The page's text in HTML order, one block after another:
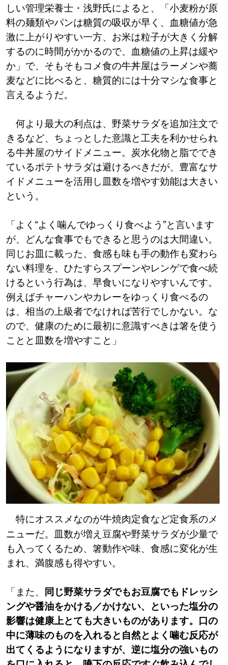
しい管理栄養士・浅野氏によると、「小麦粉が原
料の麺類やパンは糖質の吸収が早く、血糖値が急
激に上がりやすい一方、お米は粒子が大きく分解
するのに時間がかかるので、血糖値の上昇は緩や
か」で、そもそもコメ食の牛丼屋はラーメンや蕎
麦などに比べると、糖質的には十分マシな食事と
言えるようだ。
何より最大の利点は、野菜サラダを追加注文で
きるなど、ちょっとした意識と工夫を利かせられ
る牛丼屋のサイドメニュー。炭水化物と脂ででき
ているポテトサラダは避けるべきだが、豊富なサ
イドメニューを活用し皿数を増やす効能は大きい
という。
「よく“よく噛んでゆっくり食べよう”と言います
が、どんな食事でもできると思うのは大間違い。
同じお皿に載った、食感も味も手の動作も変わら
ない料理を、ひたすらスプーンやレンゲで食べ続
けるという行為は、早食いになりやすいんです。
例えばチャーハンやカレーをゆっくり食べるの
は、相当の上級者でなければ苦行でしかない。な
ので、健康のために最初に意識すべきは箸を使う
ことと皿数を増やすこと」
特にオススメなのが牛焼肉定食など定食系のメ
ニューだ。皿数が増え豆腐や野菜サラダが少量で
も入ってくるため、箸動作や味、食感に変化が生
まれ、満腹感も得やすい。
「また、
同じ野菜サラダでもお豆腐でもドレッシ
ングや醤油をかける／かけない、といった塩分の
影響は健康上とても大きいものがあります。口の
中に薄味のものを入れると自然とよく噛む反応が
出てくるようになりますが、逆に塩分の強いもの